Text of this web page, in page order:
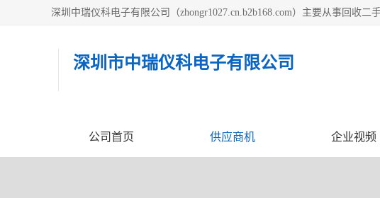
深圳市中瑞仪科电子有限公司
公司首页 供应商机 企业视频